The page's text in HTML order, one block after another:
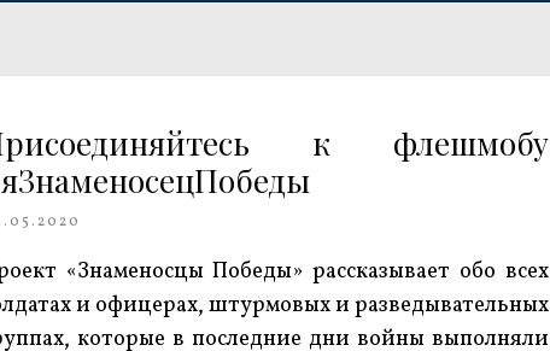
к флешмобу
«Знаменосцы Победы» рассказывает обо всех
и офицерах, штурмовых и разведывательных
которые в последние дни войны выполняли